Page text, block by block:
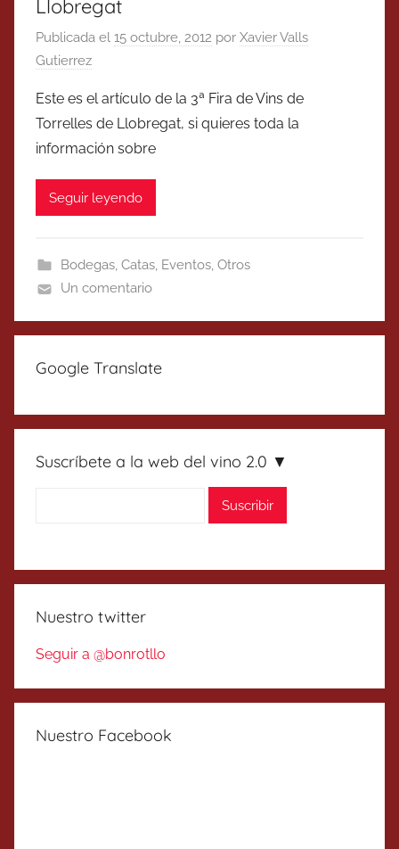
Llobregat
Publicada el 15 octubre, 2012 por Xavier Valls
Gutierrez
Este es el artículo de la 3ª Fira de Vins de
Torrelles de Llobregat, si quieres toda la
información sobre
Seguir leyendo
Bodegas, Catas, Eventos, Otros
Un comentario
Google Translate
Suscríbete a la web del vino 2.0 ▼
Nuestro twitter
Seguir a @bonrotllo
Nuestro Facebook